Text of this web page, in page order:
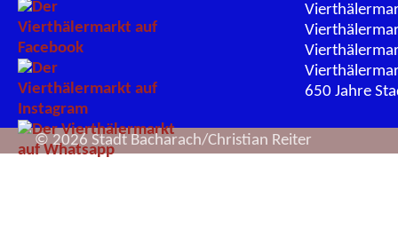
650 Jahre
© 2026 Stadt Bacharach/Christian Reiter